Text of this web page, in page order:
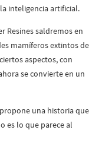
inteligencia artificial.
Resines saldremos en
mamíferos extintos de
aspectos, con
se convierte en un
una historia que
es lo que parece al